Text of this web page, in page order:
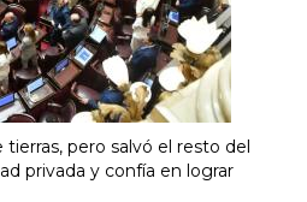
pero salvó el resto del
privada y confía en lograr